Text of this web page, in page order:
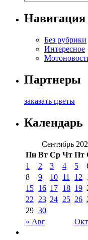
Навигация
Без рубрики
Интересное
Партнеры
заказать цветы
Календарь
Сентябрь
Пн Вт Ср Чт Пт
« Авг
1 2 3 4 5
8
9 10 11 12
15 16 17 18 19
22
23 24 25 26
29 30